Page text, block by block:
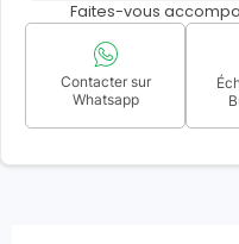
Faites-vous
Contacter sur
Whatsapp